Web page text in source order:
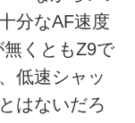
分なAF速度
くともZ9で
低速シャッ
はないだろ